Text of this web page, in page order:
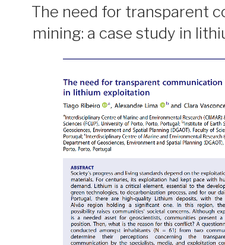
The need for transparent
mining: a case study in